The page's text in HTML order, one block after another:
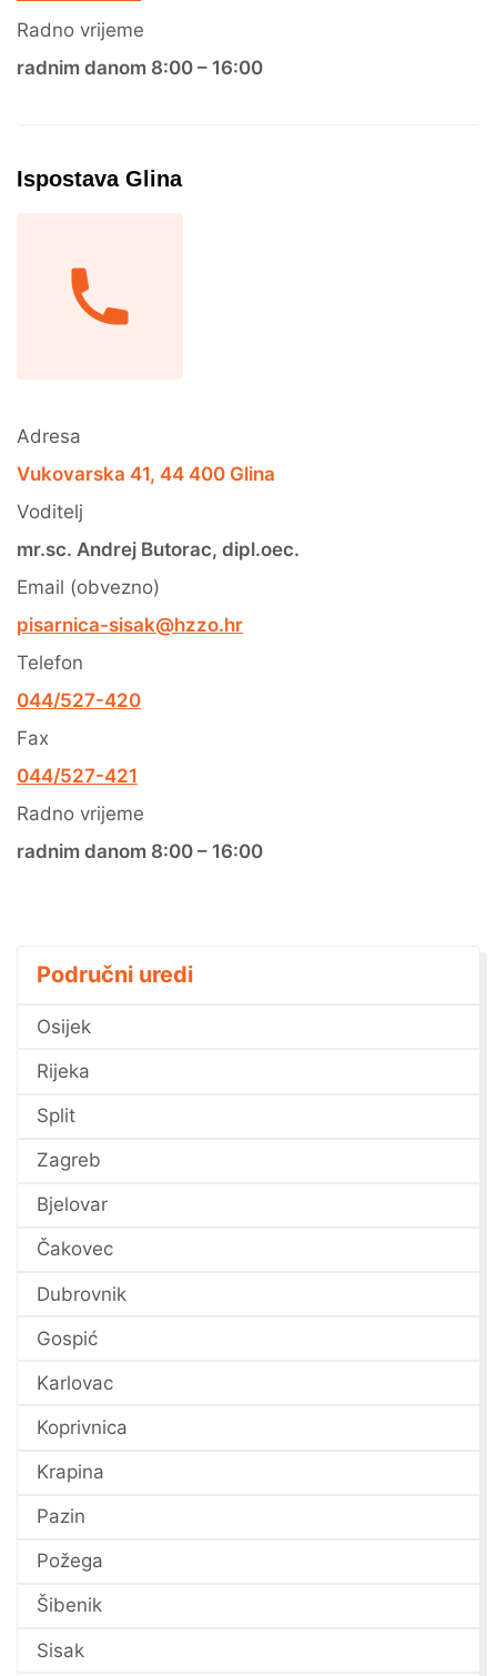
Radno vrijeme
radnim danom 8:00 – 16:00
Ispostava Glina
Adresa
Vukovarska 41, 44 400 Glina
Voditelj
mr.sc. Andrej Butorac, dipl.oec.
Email (obvezno)
pisarnica-sisak@hzzo.hr
Telefon
044/527-420
Fax
044/527-421
Radno vrijeme
radnim danom 8:00 – 16:00
Područni uredi
Osijek
Rijeka
Split
Zagreb
Bjelovar
Čakovec
Dubrovnik
Gospić
Karlovac
Koprivnica
Krapina
Pazin
Požega
Šibenik
Sisak